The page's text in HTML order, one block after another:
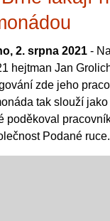
2. srpna 2021 -
hejtman Jan
zde jeho
tak slouží
poděkoval
Podané ruce.
tak pro